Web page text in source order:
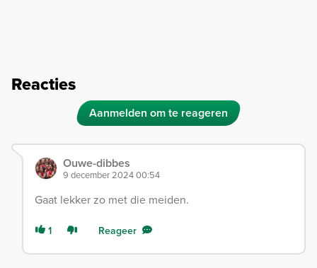
Reacties
Aanmelden om te reageren
Ouwe-dibbes
9 december 2024 00:54
Gaat lekker zo met die meiden.
1 Reageer